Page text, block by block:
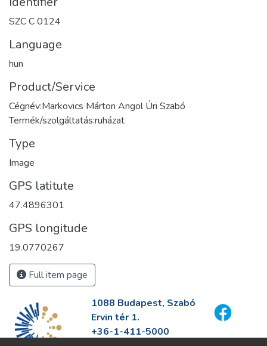
SZC C 0124
Language
hun
Product/Service
Cégnév:Markovics Márton Angol Úri Szabó
Termék/szolgáltatás:ruházat
Type
Image
GPS latitute
47.4896301
GPS longitude
19.0770267
Full item page
1088 Budapest, Szabó
Ervin tér 1.
+36-1-411-5000